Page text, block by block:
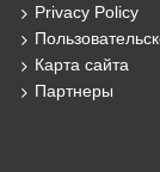
Privacy Policy
Карта сайта
Партнеры